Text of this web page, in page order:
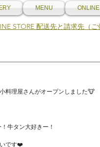
MENU
STORE 配送先と請求先（
料理屋さんがオープンしました🐮
牛タン大好きー！
です❤️